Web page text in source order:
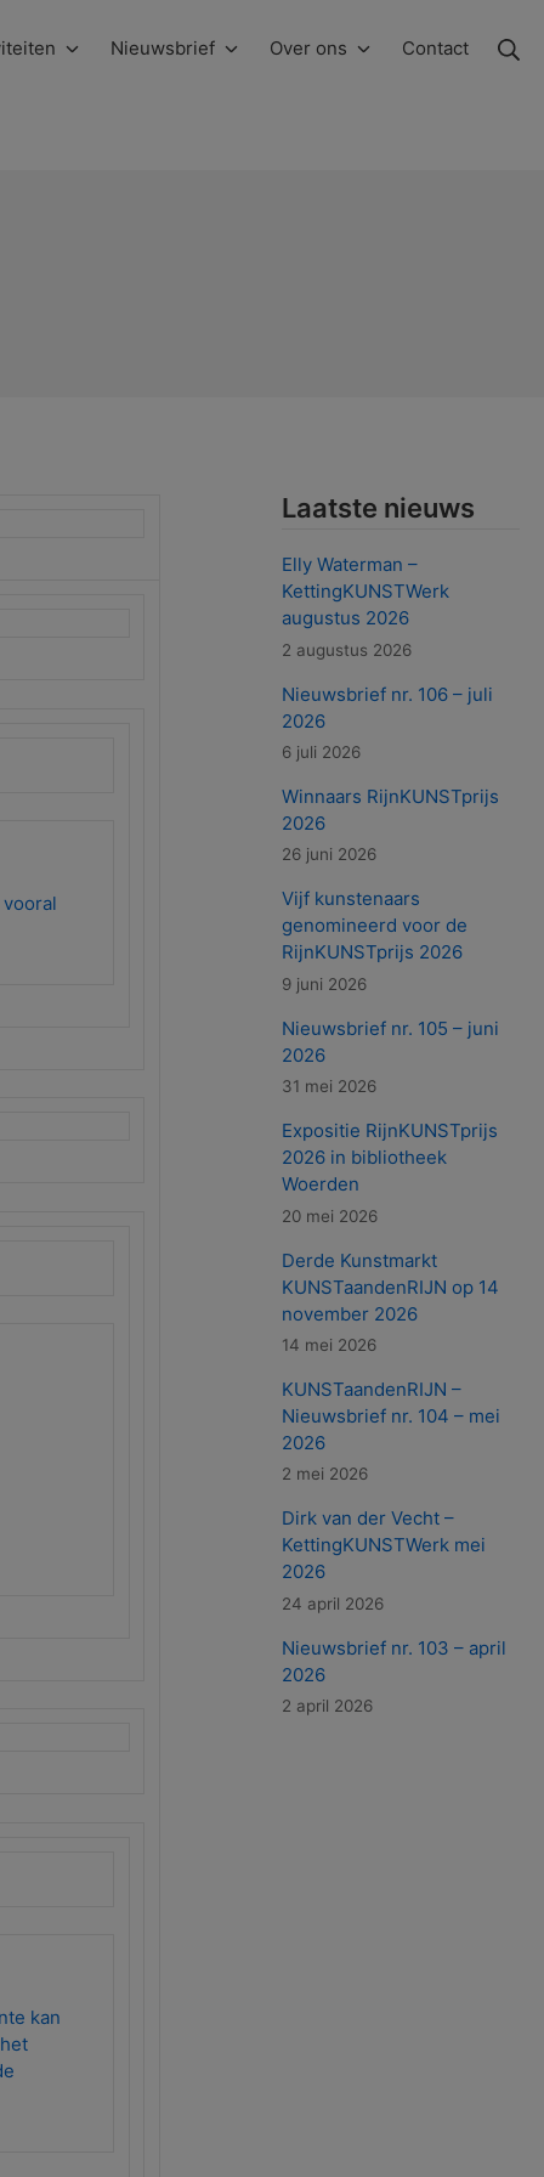
Nieuwsbrief Over ons Contact
kan
Laatste nieuws
Elly Waterman –
KettingKUNSTWerk
augustus 2026
2 augustus 2026
Nieuwsbrief nr. 106 – juli
2026
6 juli 2026
Winnaars RijnKUNSTprijs
2026
26 juni 2026
Vijf kunstenaars
genomineerd voor de
RijnKUNSTprijs 2026
9 juni 2026
Nieuwsbrief nr. 105 – juni
2026
31 mei 2026
Expositie RijnKUNSTprijs
2026 in bibliotheek
Woerden
20 mei 2026
Derde Kunstmarkt
KUNSTaandenRIJN op 14
november 2026
14 mei 2026
KUNSTaandenRIJN –
Nieuwsbrief nr. 104 – mei
2026
2 mei 2026
Dirk van der Vecht –
KettingKUNSTWerk mei
2026
24 april 2026
Nieuwsbrief nr. 103 – april
2026
2 april 2026